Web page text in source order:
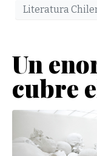
Literatura
Un
cubre